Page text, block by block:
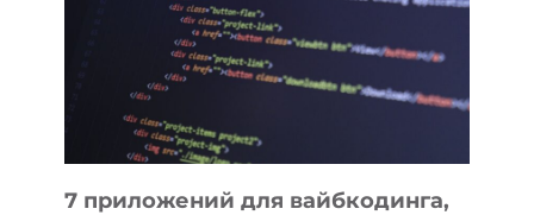
ДЛЯ
РАБОТЫ
7 приложений для вайбкодинга,